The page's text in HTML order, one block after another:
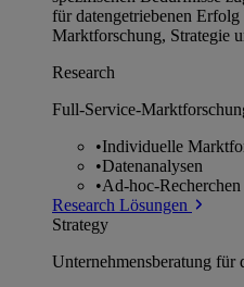
für datengetriebenen
Marktforschung, Strategie
Research
Full-Service-
•Individuelle
•Datenanalysen
•Ad-hoc-
Research Lösungen
Strategy
Unternehmens­beratung